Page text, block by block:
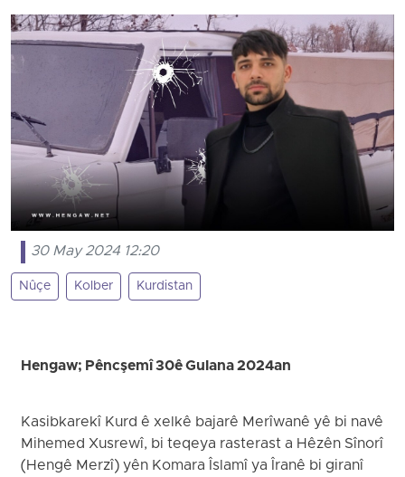
30 May 2024 12:20
Nûçe Kolber Kurdistan
Hengaw; Pêncşemî 30ê Gulana 2024an
Kasibkarekî Kurd ê xelkê bajarê Merîwanê yê bi navê
Mihemed Xusrewî, bi teqeya rasterast a Hêzên Sînorî
(Hengê Merzî) yên Komara Îslamî ya Îranê bi giranî